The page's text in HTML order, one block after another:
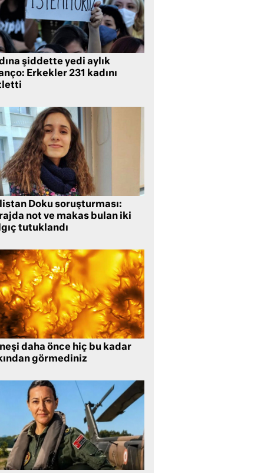
şiddette yedi aylık
Erkekler 231 kadını
Doku soruşturması:
not ve makas bulan iki
tutuklandı
daha önce hiç bu kadar
görmediniz